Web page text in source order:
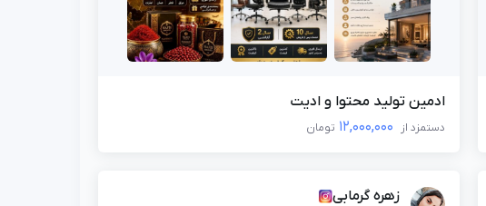
ادمین تولید محتوا و ادیت
دستمزد از 12,000,000 تومان
زهره گرمابی